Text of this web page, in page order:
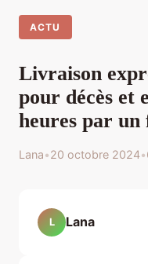
ACTU
Livraison
pour décès et
heures par un
Lana•20 octobre 2024•
L Lana